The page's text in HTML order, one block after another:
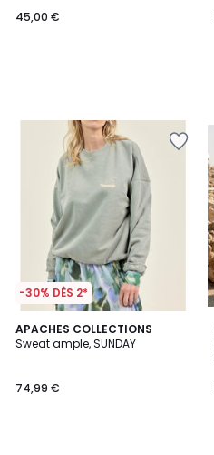
45,00 €
-30% DÈS 2*
APACHES COLLECTIONS
Sweat ample, SUNDAY
74,99 €